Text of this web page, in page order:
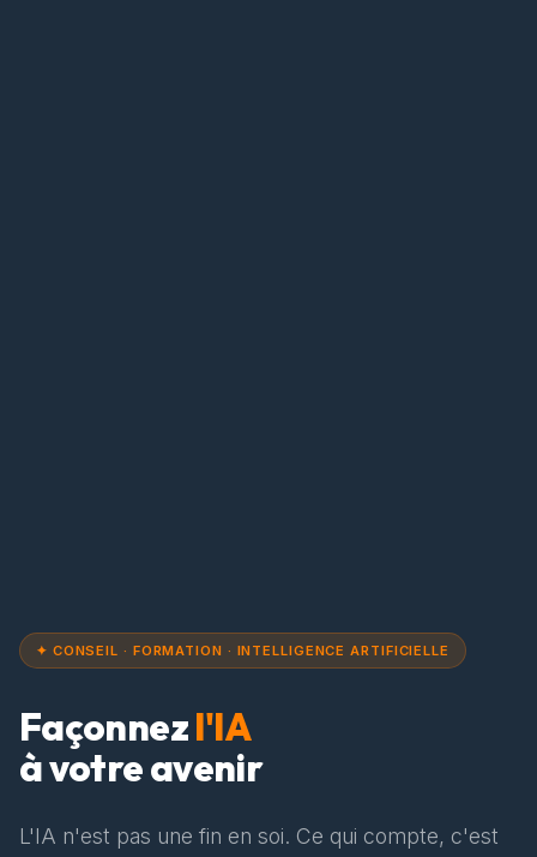
✦ CONSEIL · FORMATION · INTELLIGENCE ARTIFICIELLE
Façonnezl'IA
à votre avenir
L'IA n'est pas une fin en soi. Ce qui compte, c'est